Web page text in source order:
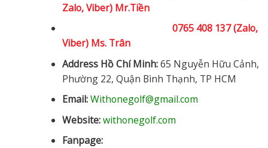
Zalo, Viber) Mr.Tiền
0765 408 137 (Zalo,
Viber) Ms. Trân
Address Hồ Chí Minh:65 Nguyễn Hữu Cảnh,
Phường 22, Quận Bình Thạnh, TP HCM
Email:Withonegolf@gmail.com
Website:withonegolf.com
Fanpage: